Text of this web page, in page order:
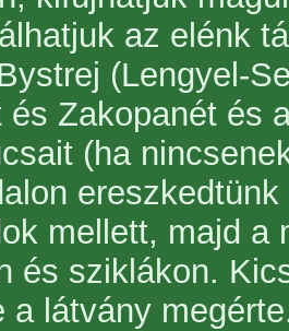
az elénk
(Lengyel-
és Zakopanét és
(ha
mellett, majd a
és sziklákon.
a látvány